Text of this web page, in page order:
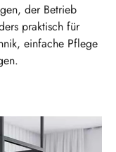
der Betrieb
praktisch für
einfache Pflege